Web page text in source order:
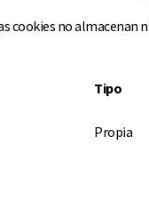
cookies no
Tipo
Propia